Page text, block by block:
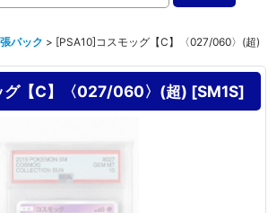
パック > [PSA10]コスモッグ【C】〈027/060〉(超)
グ【C】〈027/060〉(超) [SM1S]